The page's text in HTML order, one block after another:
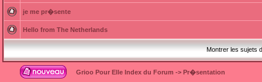
je me pr�sente
Hello from The Netherlands
Montrer les sujets
Grioo Pour Elle Index du Forum -> Pr�sentation